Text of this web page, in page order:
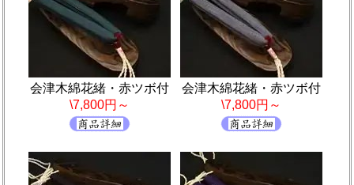
会津木綿花緒・赤ツボ付
\7,800円～
会津木綿花緒・赤ツボ付
\7,800円～